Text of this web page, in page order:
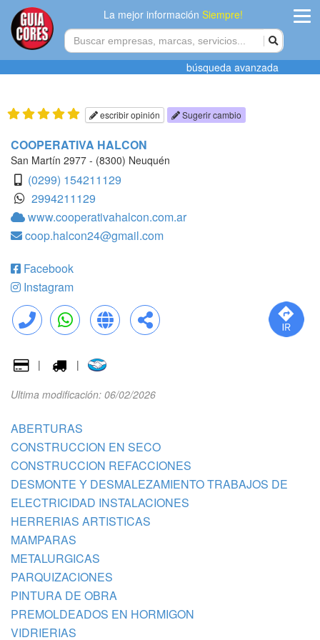
La mejor informaciónSiempre!
Agregar
búsqueda avanzada
escribir opinión Sugerir cambio
COOPERATIVA HALCON
San Martín 2977 - (8300) Neuquén
(0299) 154211129
2994211129
www.cooperativahalcon.com.ar
coop.halcon24@gmail.com
Facebook
Instagram
Llamar WhatsApp Web Compartir
| |
Ultima modificación: 06/02/2026
ABERTURAS
CONSTRUCCION EN SECO
CONSTRUCCION REFACCIONES
DESMONTE Y DESMALEZAMIENTO TRABAJOS DE
ELECTRICIDAD INSTALACIONES
HERRERIAS ARTISTICAS
MAMPARAS
METALURGICAS
PARQUIZACIONES
PINTURA DE OBRA
PREMOLDEADOS EN HORMIGON
VIDRIERIAS